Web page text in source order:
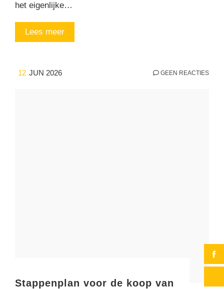
het eigenlijke…
Lees meer
12 JUN 2026 GEEN REACTIES
Stappenplan voor de koop van